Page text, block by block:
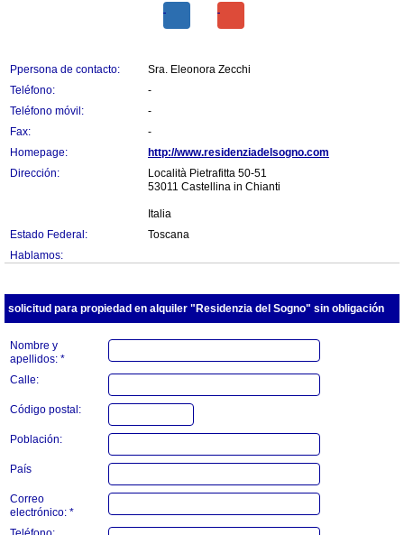
Ppersona de contacto:
Sra. Eleonora Zecchi
Teléfono:
-
Teléfono móvil:
-
Fax:
-
Homepage:
http://www.residenziadelsogno.com
Dirección:
Località Pietrafitta 50-51
53011 Castellina in Chianti
Italia
Estado Federal:
Toscana
Hablamos:
solicitud para propiedad en alquiler "Residenzia del Sogno" sin obligación
Nombre y
apellidos: *
Calle:
Código postal:
Población:
País
Correo
electrónico: *